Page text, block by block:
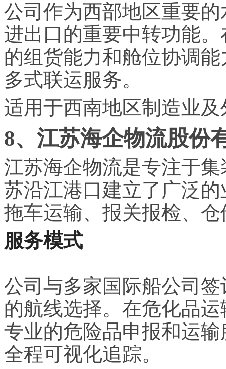
公司作为西部地区重要
进出口的重要中转功能
的组货能力和舱位协调
多式联运服务。
适用于西南地区制造业
8、江苏海企物流股份
江苏海企物流是专注于
苏沿江港口建立了广泛
拖车运输、报关报检、
服务模式
公司与多家国际船公司
的航线选择。在危化品
专业的危险品申报和运
全程可视化追踪。